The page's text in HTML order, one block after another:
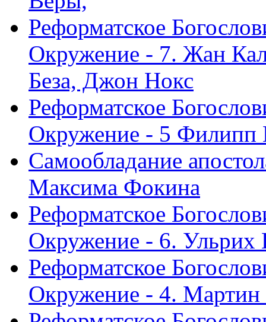
Реформатское
Окружение - 7. Жан
Беза, Джон Нокс
Реформатское
Окружение - 5 Филипп
Самообладание
Максима Фокина
Реформатское
Окружение - 6. Ульрих
Реформатское
Окружение - 4.